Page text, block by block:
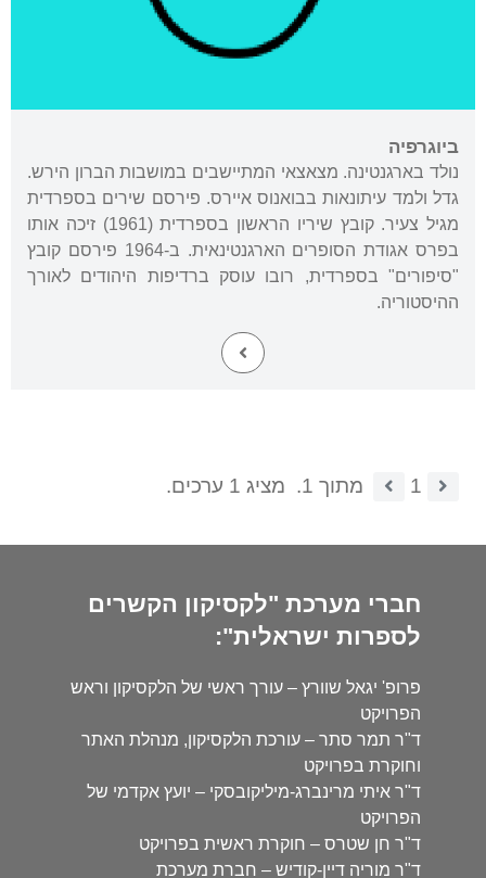
ביוגרפיה
נולד בארגנטינה. מצאצאי המתיישבים במושבות הברון הירש.
גדל ולמד עיתונאות בבואנוס איירס. פירסם שירים בספרדית
מגיל צעיר. קובץ שיריו הראשון בספרדית (1961) זיכה אותו
בפרס אגודת הסופרים הארגנטינאית. ב-1964 פירסם קובץ
"סיפורים" בספרדית, רובו עוסק ברדיפות היהודים לאורך
ההיסטוריה.
1 מתוך 1. מציג 1 ערכים.
חברי מערכת "לקסיקון הקשרים
לספרות ישראלית":
פרופ' יגאל שוורץ – עורך ראשי של הלקסיקון וראש
הפרויקט
ד"ר תמר סתר – עורכת הלקסיקון, מנהלת האתר
וחוקרת בפרויקט
ד"ר איתי מרינברג-מיליקובסקי – יועץ אקדמי של
הפרויקט
ד"ר חן שטרס – חוקרת ראשית בפרויקט
ד"ר מוריה דיין-קודיש – חברת מערכת